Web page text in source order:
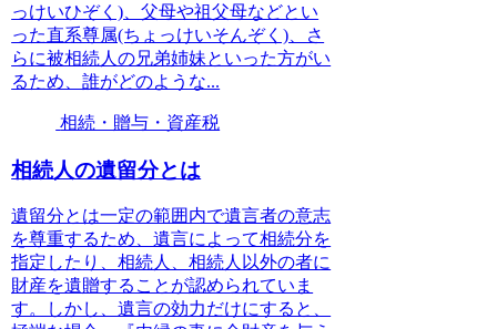
っけいひぞく)、父母や祖父母などとい
った直系尊属(ちょっけいそんぞく)、さ
らに被相続人の兄弟姉妹といった方がい
るため、誰がどのような...
相続・贈与・資産税
相続人の遺留分とは
遺留分とは一定の範囲内で遺言者の意志
を尊重するため、遺言によって相続分を
指定したり、相続人、相続人以外の者に
財産を遺贈することが認められていま
す。しかし、遺言の効力だけにすると、